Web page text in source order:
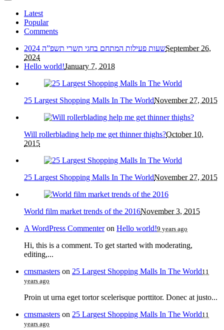
Latest
Popular
Comments
שעות פעילות המתחם בחגי תשרי תשפ”ה 2024September 26,
2024
Hello world!January 7, 2018
25 Largest Shopping Malls In The WorldNovember 27, 2015
Will rollerblading help me get thinner thighs?October 10,
2015
25 Largest Shopping Malls In The WorldNovember 27, 2015
World film market trends of the 2016November 3, 2015
A WordPress Commenter on Hello world!9 years ago
Hi, this is a comment. To get started with moderating,
editing,...
cmsmasters on 25 Largest Shopping Malls In The World11
years ago
Proin ut urna eget tortor scelerisque porttitor. Donec at justo...
cmsmasters on 25 Largest Shopping Malls In The World11
years ago